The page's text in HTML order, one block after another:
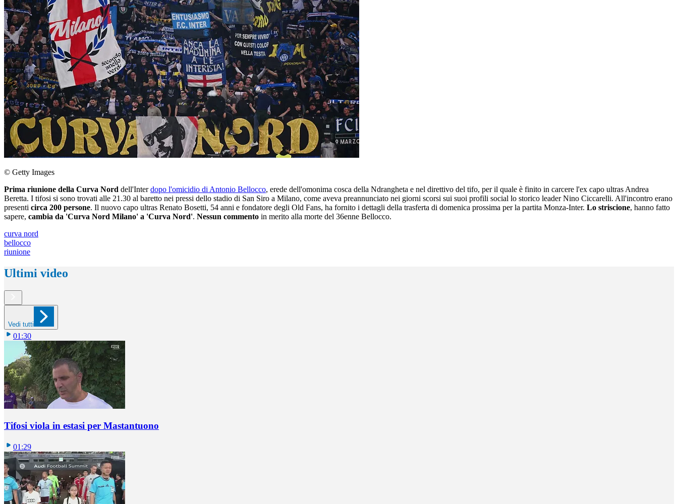
© Getty Images
Prima riunione della Curva Nord dell'Interdopo l'omicidio di Antonio Bellocco, erede dell'omonima cosca della Ndrangheta e nel direttivo del tifo, per il quale è finito in carcere l'ex capo ultras Andrea
Beretta. I tifosi si sono trovati alle 21.30 al baretto nei pressi dello stadio di San Siro a Milano, come aveva preannunciato nei giorni scorsi sui suoi profili social lo storico leader Nino Ciccarelli. All'incontro erano
presenti circa 200 persone. Il nuovo capo ultras Renato Bosetti, 54 anni e fondatore degli Old Fans, ha fornito i dettagli della trasferta di domenica prossima per la partita Monza-Inter. Lo striscione, hanno fatto
sapere, cambia da 'Curva Nord Milano' a 'Curva Nord'. Nessun commento in merito alla morte del 36enne Bellocco.
curva nord
bellocco
riunione
Ultimi video
Vedi tutti
01:30
Tifosi viola in estasi per Mastantuono
01:29